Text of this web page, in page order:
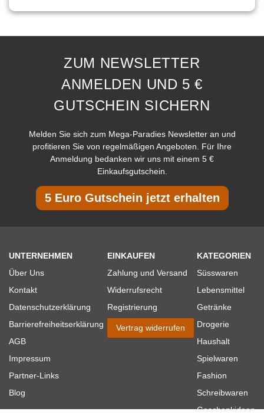
ZUM NEWSLETTER
ANMELDEN UND 5 €
GUTSCHEIN SICHERN
Melden Sie sich zum Mega-Paradies Newsletter an und
profitieren Sie von regelmäßigen Angeboten. Für Ihre
Anmeldung bedanken wir uns mit einem 5 €
Einkaufsgutschein.
5 Euro Gutschein jetzt erhalten
UNTERNEHMEN
Über Uns
Kontakt
Datenschutzerklärung
Barrierefreiheitserklärung
AGB
Impressum
Partner-Links
Blog
EINKAUFEN
Zahlung und Versand
Widerrufsrecht
Registrierung
Vertrag widerrufen
KATEGORIEN
Süsswaren
Lebensmittel
Getränke
Drogerie
Haushalt
Spielwaren
Fashion
Schreibwaren
Geschenkideen